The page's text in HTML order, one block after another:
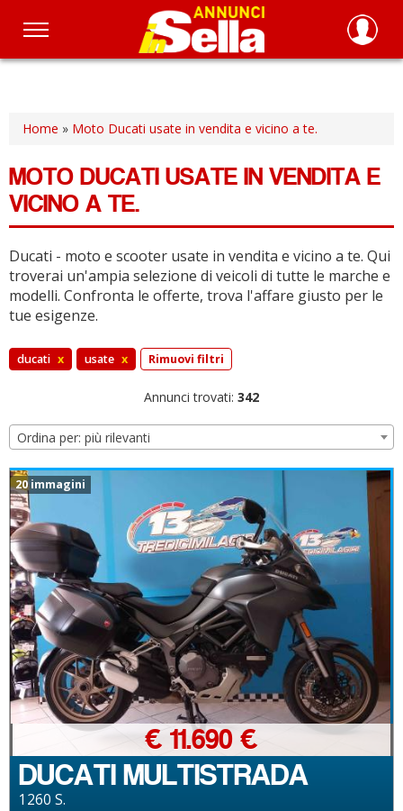
Salta
principale
Home » Moto Ducati usate in vendita e vicino a te.
MOTO DUCATI USATE IN VENDITA E
VICINO A TE.
Ducati - moto e scooter usate in vendita e vicino a te. Qui
troverai un'ampia selezione di veicoli di tutte le marche e
modelli. Confronta le offerte, trova l'affare giusto per le
tue esigenze.
ducati x usate x Rimuovi filtri
Annunci trovati: 342
Ordina per: più rilevanti
20 immagini
DUCATI MULTISTRADA
1260 S.
€ 11.690 €